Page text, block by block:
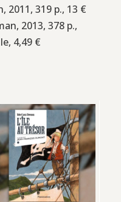
2011, 319 p., 13 €
2013, 378 p.,
4,49 €